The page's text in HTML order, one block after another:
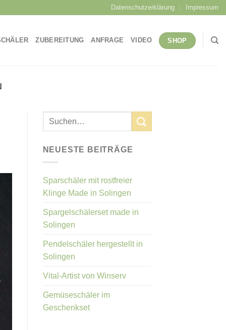
Datenschutzerklärung Impressum
ZUBEREITUNG ANFRAGE VIDEO SHOP
NEUESTE BEITRÄGE
Sparschäler mit rostfreier
Klinge Made in Solingen
Spargelschälerset made in
Solingen
Pendelschäler hergestellt in
Solingen
Vital-Artist von Winserv
Gemüseschäler im
Geschenkset